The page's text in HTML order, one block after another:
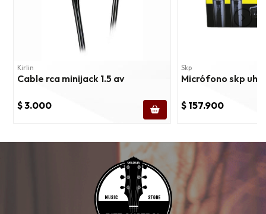
Kirlin
Cable rca minijack 1.5 av
$ 3.000
Skp
Micrófono skp uhf
$ 157.900